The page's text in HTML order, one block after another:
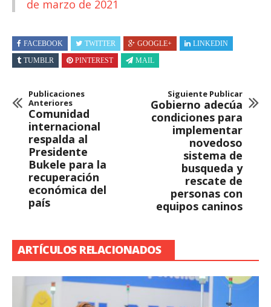
de marzo de 2021
FACEBOOK TWITTER GOOGLE+
LINKEDIN
TUMBLR
PINTEREST MAIL
Publicaciones
Anteriores
Comunidad
internacional
respalda al
Presidente
Bukele para la
recuperación
económica del
país
Siguiente Publicar
Gobierno adecúa
condiciones para
implementar
novedoso
sistema de
busqueda y
rescate de
personas con
equipos caninos
ARTÍCULOS RELACIONADOS